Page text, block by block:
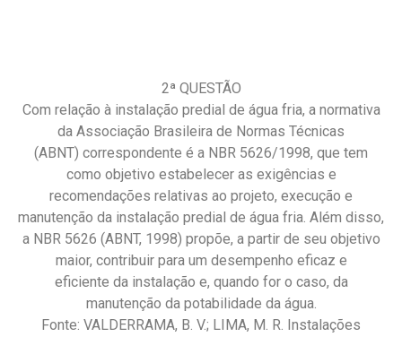
2ª QUESTÃO
Com relação à instalação predial de água fria, a normativa
da Associação Brasileira de Normas Técnicas
(ABNT) correspondente é a NBR 5626/1998, que tem
como objetivo estabelecer as exigências e
recomendações relativas ao projeto, execução e
manutenção da instalação predial de água fria. Além disso,
a NBR 5626 (ABNT, 1998) propõe, a partir de seu objetivo
maior, contribuir para um desempenho eficaz e
eficiente da instalação e, quando for o caso, da
manutenção da potabilidade da água.
Fonte: VALDERRAMA, B. V.; LIMA, M. R. Instalações